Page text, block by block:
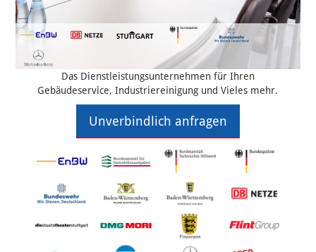
Das Dienstleistungsunternehmen für Ihren
Gebäudeservice, Industriereinigung und Vieles mehr.
Unverbindlich anfragen